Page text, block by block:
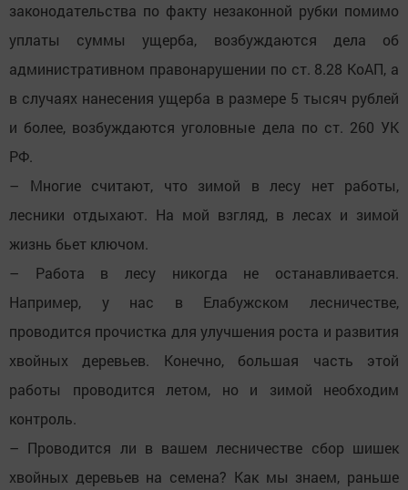
законодательства по факту незаконной рубки помимо
уплаты суммы ущерба, возбуждаются дела об
административном правонарушении по ст. 8.28 КоАП, а
в случаях нанесения ущерба в размере 5 тысяч рублей
и более, возбуждаются уголовные дела по ст. 260 УК
РФ.
– Многие считают, что зимой в лесу нет работы,
лесники отдыхают. На мой взгляд, в лесах и зимой
жизнь бьет ключом.
– Работа в лесу никогда не останавливается.
Например, у нас в Елабужском лесничестве,
проводится прочистка для улучшения роста и развития
хвойных деревьев. Конечно, большая часть этой
работы проводится летом, но и зимой необходим
контроль.
– Проводится ли в вашем лесничестве сбор шишек
хвойных деревьев на семена? Как мы знаем, раньше